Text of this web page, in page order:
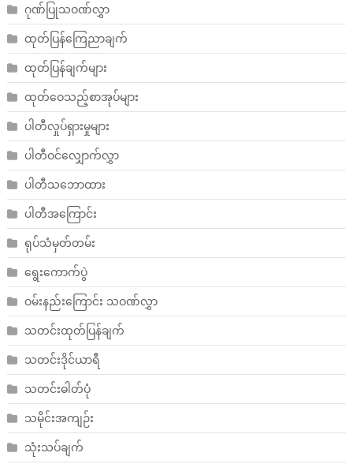
ဂုဏ်ပြုသဝဏ်လွှာ
ထုတ်ပြန်ကြေညာချက်
ထုတ်ပြန်ချက်များ
ထုတ်ဝေသည့်စာအုပ်များ
ပါတီလှုပ်ရှားမှုများ
ပါတီဝင်လျှောက်လွှာ
ပါတီသဘောထား
ပါတီအကြောင်း
ရုပ်သံမှတ်တမ်း
ရွေးကောက်ပွဲ
ဝမ်းနည်းကြောင်း သဝဏ်လွှာ
သတင်းထုတ်ပြန်ချက်
သတင်းဒိုင်ယာရီ
သတင်းဓါတ်ပုံ
သမိုင်းအကျဉ်း
သုံးသပ်ချက်